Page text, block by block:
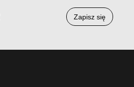
Zapisz się